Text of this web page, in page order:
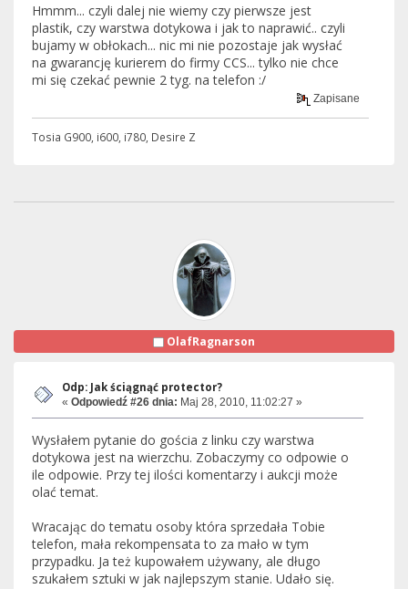
Hmmm... czyli dalej nie wiemy czy pierwsze jest
plastik, czy warstwa dotykowa i jak to naprawić.. czyli
bujamy w obłokach... nic mi nie pozostaje jak wysłać
na gwarancję kurierem do firmy CCS... tylko nie chce
mi się czekać pewnie 2 tyg. na telefon :/
Zapisane
Tosia G900, i600, i780, Desire Z
OlafRagnarson
Odp: Jak ściągnąć protector?
« Odpowiedź #26 dnia: Maj 28, 2010, 11:02:27 »
Wysłałem pytanie do gościa z linku czy warstwa
dotykowa jest na wierzchu. Zobaczymy co odpowie o
ile odpowie. Przy tej ilości komentarzy i aukcji może
olać temat.
Wracając do tematu osoby która sprzedała Tobie
telefon, mała rekompensata to za mało w tym
przypadku. Ja też kupowałem używany, ale długo
szukałem sztuki w jak najlepszym stanie. Udało się.